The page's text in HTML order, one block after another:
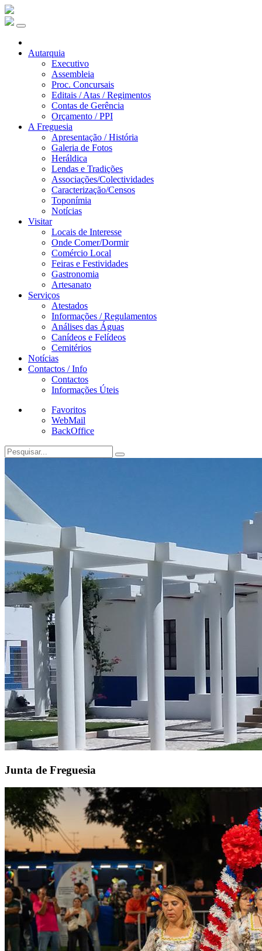
Autarquia
Executivo
Assembleia
Proc. Concursais
Editais / Atas / Regimentos
Contas de Gerência
Orçamento / PPI
A Freguesia
Apresentação / História
Galeria de Fotos
Heráldica
Lendas e Tradições
Associações/Colectividades
Caracterização/Censos
Toponímia
Notícias
Visitar
Locais de Interesse
Onde Comer/Dormir
Comércio Local
Feiras e Festividades
Gastronomia
Artesanato
Serviços
Atestados
Informações / Regulamentos
Análises das Águas
Canídeos e Felídeos
Cemitérios
Notícias
Contactos / Info
Contactos
Informações Úteis
Favoritos
WebMail
BackOffice
Junta de Freguesia